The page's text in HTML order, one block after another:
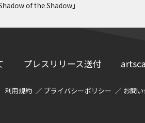
of the Shadow」
プレスリリース送付
利用規約 プライバシーポリシー お問